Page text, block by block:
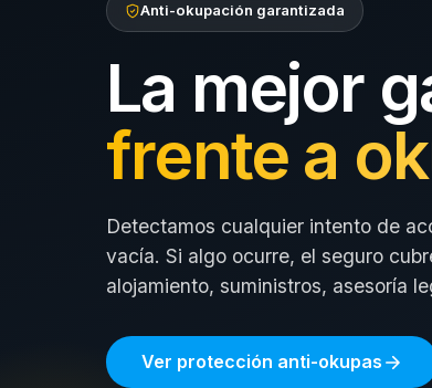
Anti-okupación garantizada
La mejor
frente a
Detectamos cualquier intento de
vacía. Si algo ocurre, el seguro
alojamiento, suministros, asesoría
Ver protección anti-okupas